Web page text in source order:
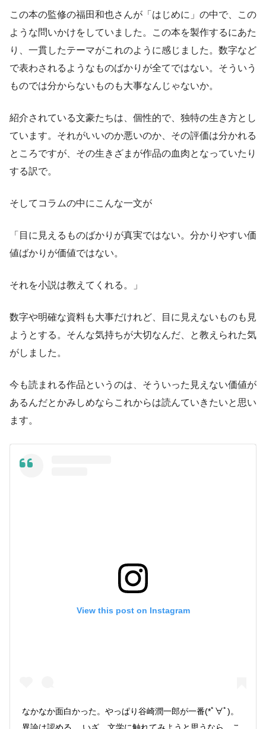
この本の監修の福田和也さんが「はじめに」の中で、この
ような問いかけをしていました。この本を製作するにあた
り、一貫したテーマがこれのように感じました。数字など
で表わされるようなものばかりが全てではない。そういう
ものでは分からないものも大事なんじゃないか。
紹介されている文豪たちは、個性的で、独特の生き方とし
ています。それがいいのか悪いのか、その評価は分かれる
ところですが、その生きざまが作品の血肉となっていたり
する訳で。
そしてコラムの中にこんな一文が
「目に見えるものばかりが真実ではない。分かりやすい価
値ばかりが価値ではない。
それを小説は教えてくれる。」
数字や明確な資料も大事だけれど、目に見えないものも見
ようとする。そんな気持ちが大切なんだ、と教えられた気
がしました。
今も読まれる作品というのは、そういった見えない価値が
あるんだとかみしめならこれからは読んていきたいと思い
ます。
View this post on Instagram
なかなか面白かった。やっぱり谷崎潤一郎が一番(*ﾟ∀ﾟ)。